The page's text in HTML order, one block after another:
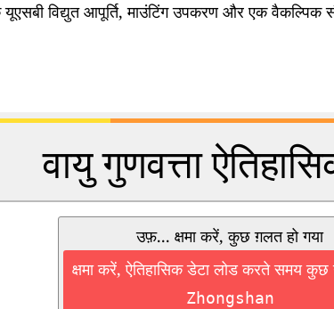
विद्युत आपूर्ति, माउंटिंग उपकरण और एक वैकल्पिक
वायु गुणवत्ता
उफ़... क्षमा करें, कुछ ग़लत हो गया
क्षमा करें, ऐतिहासिक डेटा लोड करते समय
Zhongshan